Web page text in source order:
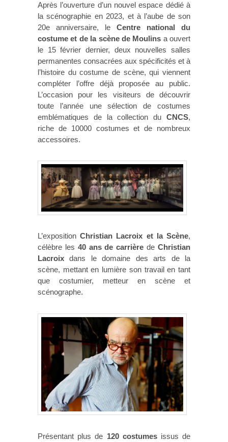
Après l’ouverture d’un nouvel espace dédié à
la scénographie en 2023, et à l’aube de son
20e anniversaire, le Centre national du
costume et de la scène de Moulins a ouvert
le 15 février dernier, deux nouvelles salles
permanentes consacrées aux spécificités et à
l’histoire du costume de scène, qui viennent
compléter l’offre déjà proposée au public.
L’occasion pour les visiteurs de découvrir
toute l’année une sélection de costumes
emblématiques de la collection du CNCS,
riche de 10000 costumes et de nombreux
accessoires.
L’exposition Christian Lacroix et la Scène,
célèbre les 40 ans de carrière deChristian
Lacroix dans le domaine des arts de la
scène, mettant en lumière son travail en tant
que costumier, metteur en scène et
scénographe.
Présentant plus de 120 costumesissus de